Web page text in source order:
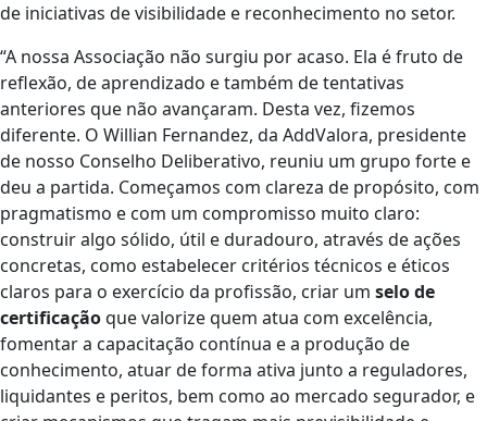
de iniciativas de visibilidade e reconhecimento no setor.
“A nossa Associação não surgiu por acaso. Ela é fruto de
reflexão, de aprendizado e também de tentativas
anteriores que não avançaram. Desta vez, fizemos
diferente. O Willian Fernandez, da AddValora, presidente
de nosso Conselho Deliberativo, reuniu um grupo forte e
deu a partida. Começamos com clareza de propósito, com
pragmatismo e com um compromisso muito claro:
construir algo sólido, útil e duradouro, através de ações
concretas, como estabelecer critérios técnicos e éticos
claros para o exercício da profissão, criar um selo de
certificaçãoque valorize quem atua com excelência,
fomentar a capacitação contínua e a produção de
conhecimento, atuar de forma ativa junto a reguladores,
liquidantes e peritos, bem como ao mercado segurador, e